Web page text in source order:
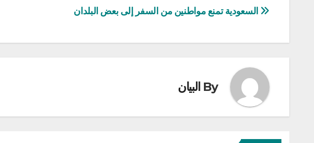
تصفّح
السعودية تمنع مواطنين من السفر إلى بعض البلدان
By البيان